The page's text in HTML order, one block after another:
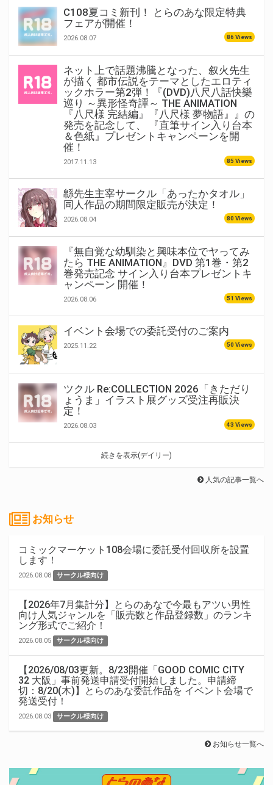
C108夏コミ新刊！ とらのあな限定特典
フェアが開催！
2026.08.07 86 Views
ネット上で話題沸騰となった、叙火先生
が描く 都市伝説をテーマとしたエロティ
ックホラー第2弾！『(DVD)八尺八話快樂
巡り ～異形怪奇譚～ THE ANIMATION
『八尺様 完結編』『八尺様 夢物語』』の
発売を記念して、 『直筆サイン入り台本
＆色紙』プレゼントキャンペーンを開
催！
2017.11.13 85 Views
緜先生主宰サークル「あったかタオル」
同人作品の期間限定販売が決定！
2026.08.04 80 Views
『無自覚な幼馴染と興味本位でヤってみ
たら THE ANIMATION』DVD 第1巻・第2
巻発売記念 サイン入り台本プレゼントキ
ャンペーン 開催！
2026.08.06 51 Views
イベント会場での委託受付のご案内
2025.11.22 50 Views
ツクル Re:COLLECTION 2026「きただり
ょうま」イラスト展グッズ受注再販決
定！
2026.08.03 43 Views
続きを表示(デイリー)
人気の記事一覧へ
お知らせ
コミックマーケット108会場に委託受付回収所を設置
します！
2026.08.08 サークル様向け
【2026年7月集計分】とらのあなで今最もアツい男性
向け人気ジャンルを「販売数と作品登録数」のランキ
ング形式でご紹介！
2026.08.05 サークル様向け
【2026/08/03更新。8/23開催「GOOD COMIC CITY
32 大阪」事前発送申請受付開始しました。申請締
切：8/20(木)】とらのあな委託作品を イベント会場で
発送受付！
2026.08.03 サークル様向け
お知らせ一覧へ